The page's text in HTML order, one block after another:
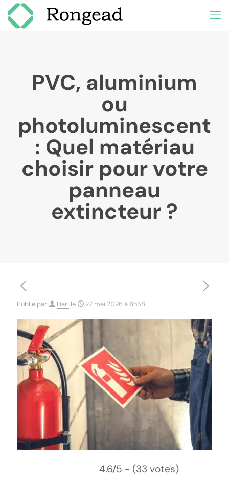
PVC, aluminium
ou
photoluminescent
: Quel matériau
choisir pour votre
panneau
extincteur ?
Publié par Hari le 27 mai 2026 à 6h38
4.6/5 - (33 votes)